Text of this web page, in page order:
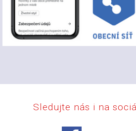
Sledujte nás i na